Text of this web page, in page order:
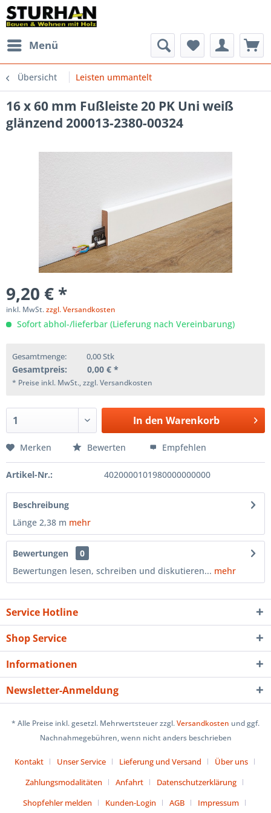
Menü
Übersicht Leisten ummantelt
16 x 60 mm Fußleiste 20 PK Uni weiß
glänzend 200013-2380-00324
9,20 € *
inkl. MwSt.zzgl. Versandkosten
Sofort abhol-/lieferbar (Lieferung nach Vereinbarung)
Gesamtmenge: 0,00Stk
Gesamtpreis: 0,00 € *
* Preise inkl. MwSt., zzgl. Versandkosten
In den Warenkorb
Merken Bewerten Empfehlen
Artikel-Nr.: 4020000101980000000000
Beschreibung
Länge 2,38 m mehr
Bewertungen
0
Bewertungen lesen, schreiben und diskutieren... mehr
Service Hotline
Shop Service
Informationen
Newsletter-Anmeldung
* Alle Preise inkl. gesetzl. Mehrwertsteuer zzgl.Versandkosten und ggf.
Nachnahmegebühren, wenn nicht anders beschrieben
Kontakt Unser Service Lieferung und Versand
Über uns
Zahlungsmodalitäten
Anfahrt
Datenschutzerklärung
Shopfehler melden
Kunden-Login AGB Impressum